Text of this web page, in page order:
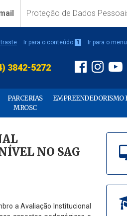
Proteção de Dados
Ir para o conteúdo 1 Ir para o menu
3842-5272
PARCERIAS
MROSC
EMPREENDEDORISMO
NO SAG
a Avaliação Institucional